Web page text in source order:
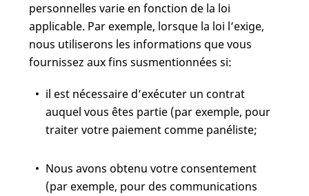
personnelles varie en fonction de la loi
applicable. Par exemple, lorsque la loi l’exige,
nous utiliserons les informations que vous
fournissez aux fins susmentionnées si:
il est nécessaire d’exécuter un contrat
auquel vous êtes partie (par exemple, pour
traiter votre paiement comme panéliste;
Nous avons obtenu votre consentement
(par exemple, pour des communications